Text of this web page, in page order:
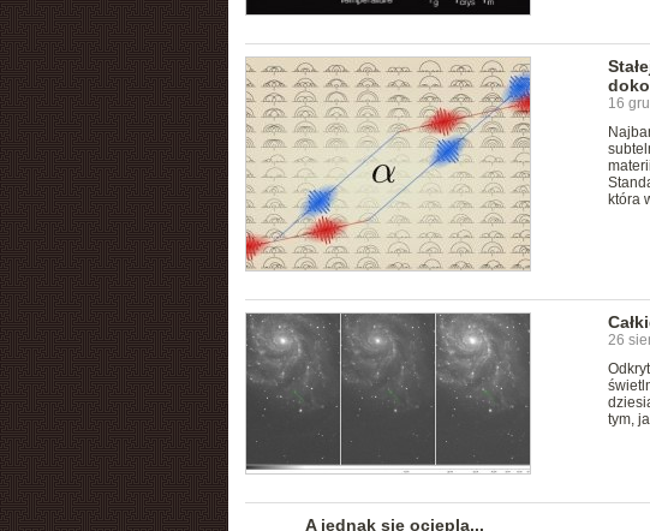
16
która
26
tym,
A jednak się ociepla...